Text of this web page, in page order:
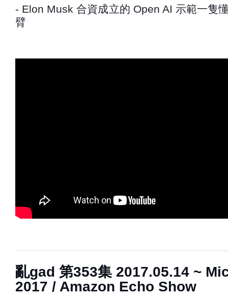
- Elon Musk 合資成立的 Open AI 示範一隻
臂
亂gad 第353集 2017.05.14 ~
2017 / Amazon Echo Show